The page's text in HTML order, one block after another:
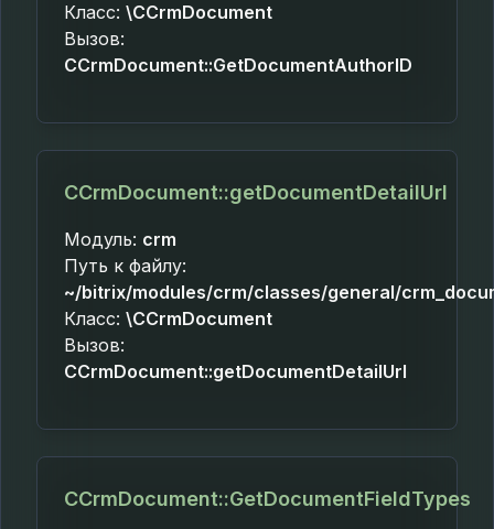
Класс: \CCrmDocument
Вызов:
CCrmDocument::GetDocumentAuthorID
CCrmDocument::getDocumentDetailUrl
Модуль: crm
Путь к файлу:
~/bitrix/modules/crm/classes/general/
Класс: \CCrmDocument
Вызов:
CCrmDocument::getDocumentDetailUrl
CCrmDocument::GetDocumentFieldTypes